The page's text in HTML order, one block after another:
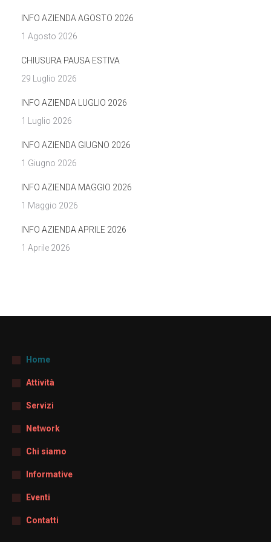
INFO AZIENDA AGOSTO 2026
1 Agosto 2026
CHIUSURA PAUSA ESTIVA
29 Luglio 2026
INFO AZIENDA LUGLIO 2026
1 Luglio 2026
INFO AZIENDA GIUGNO 2026
1 Giugno 2026
INFO AZIENDA MAGGIO 2026
1 Maggio 2026
INFO AZIENDA APRILE 2026
1 Aprile 2026
Home
Attività
Servizi
Network
Chi siamo
Informative
Eventi
Contatti